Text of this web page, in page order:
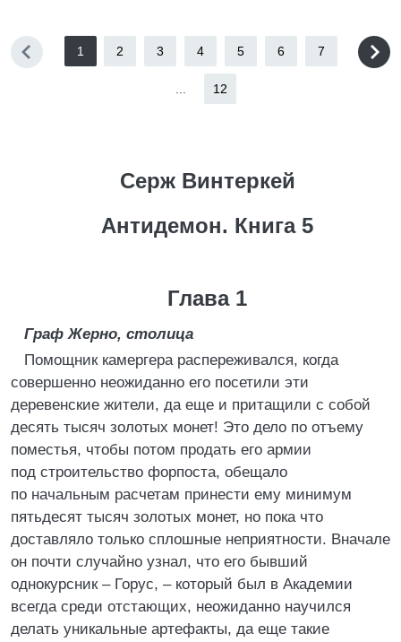
1 2 3 4 5 6 7
12
Серж Винтеркей
Антидемон. Книга 5
Глава 1
Граф Жерно, столица
Помощник камергера распереживался, когда
совершенно неожиданно его посетили эти
деревенские жители, да еще и притащили с собой
десять тысяч золотых монет! Это дело по отъему
поместья, чтобы потом продать его армии
под строительство форпоста, обещало
по начальным расчетам принести ему минимум
пятьдесят тысяч золотых монет, но пока что
доставляло только сплошные неприятности. Вначале
он почти случайно узнал, что его бывший
однокурсник – Горус, – который был в Академии
всегда среди отстающих, неожиданно научился
делать уникальные артефакты, да еще такие